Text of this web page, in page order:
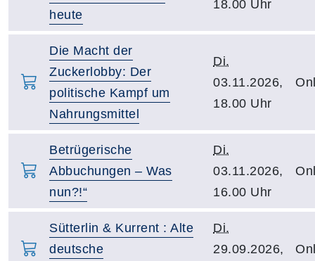
heute
18.00 Uhr
Die Macht der
Zuckerlobby: Der
politische Kampf um
Nahrungsmittel
Di.
03.11.2026,
18.00 Uhr
Betrügerische
Abbuchungen – Was
nun?!“
Di.
03.11.2026,
16.00 Uhr
Sütterlin & Kurrent : Alte
deutsche
Di.
29.09.2026,